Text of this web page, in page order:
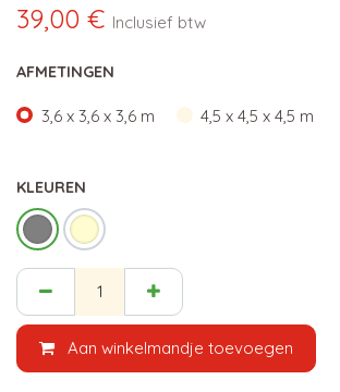
39,00 € Inclusief btw
AFMETINGEN
3,6 x 3,6 x 3,6 m 4,5 x 4,5 x 4,5 m
KLEUREN
Aan winkelmandje toevoegen